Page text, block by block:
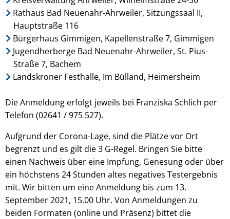
Rathaus Bad Neuenahr-Ahrweiler, Sitzungssaal II,
Hauptstraße 116
Bürgerhaus Gimmigen, Kapellenstraße 7, Gimmigen
Jugendherberge Bad Neuenahr-Ahrweiler, St. Pius-
Straße 7, Bachem
Landskroner Festhalle, Im Bülland, Heimersheim
Die Anmeldung erfolgt jeweils bei Franziska Schlich per
Telefon (02641 / 975 527).
Aufgrund der Corona-Lage, sind die Plätze vor Ort
begrenzt und es gilt die 3 G-Regel. Bringen Sie bitte
einen Nachweis über eine Impfung, Genesung oder über
ein höchstens 24 Stunden altes negatives Testergebnis
mit. Wir bitten um eine Anmeldung bis zum 13.
September 2021, 15.00 Uhr. Von Anmeldungen zu
beiden Formaten (online und Präsenz) bittet die